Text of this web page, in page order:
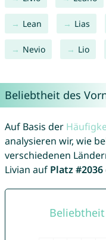
Lean Lias
Nevio Lio
Beliebtheit des
Auf Basis der
analysieren wir, wie
verschiedenen
Livian auf Platz #2036